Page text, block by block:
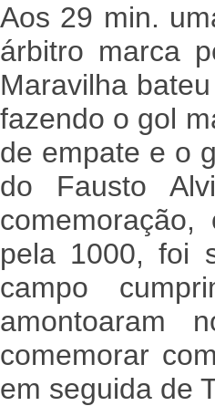
Aos 29 min.
árbitro marca
Maravilha
fazendo o gol
de empate e o
do Fausto
pela 1000, foi
campo
amontoaram
comemorar
em seguida de